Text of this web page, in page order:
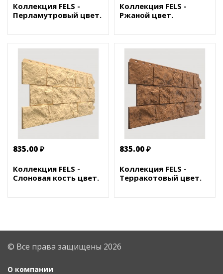
Коллекция FELS -
Перламутровый цвет.
Коллекция FELS -
Ржаной цвет.
835.00 ₽
Коллекция FELS -
Слоновая кость цвет.
835.00 ₽
Коллекция FELS -
Терракотовый цвет.
© Все права защищены 2026
О компании